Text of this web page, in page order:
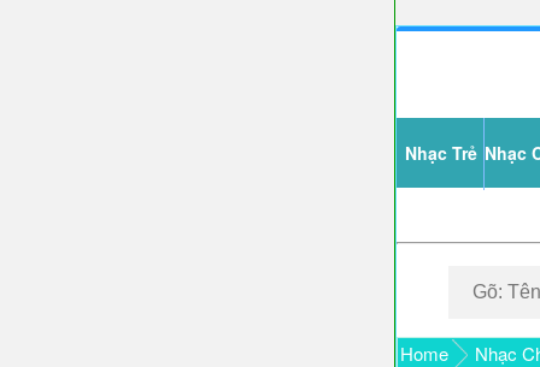
Nhạc Trẻ Nhạc
Home Nhạc